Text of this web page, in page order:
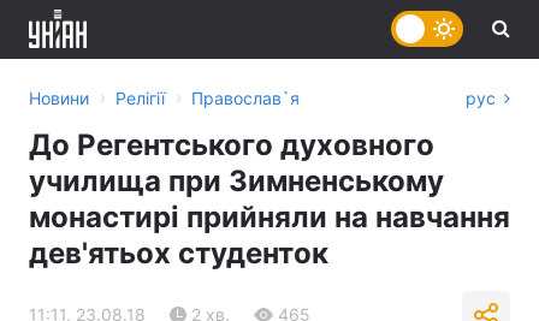
Новини › Релігії › Православ`я рус
До Регентського духовного
училища при Зимненському
монастирі прийняли на навчання
дев'ятьох студенток
11:11, 23.08.18 2 хв. 465